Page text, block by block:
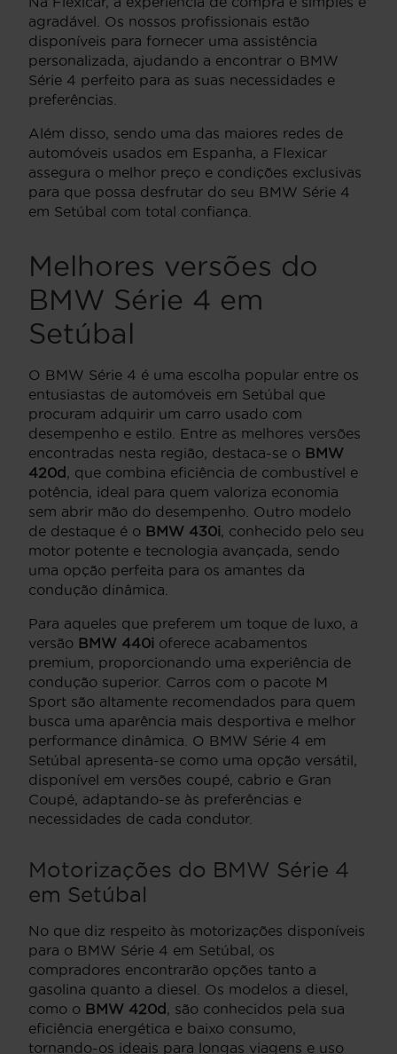
agradável. Os nossos profissionais estão
disponíveis para fornecer uma assistência
personalizada, ajudando a encontrar o BMW
Série 4 perfeito para as suas necessidades e
preferências.
Além disso, sendo uma das maiores redes de
automóveis usados em Espanha, a Flexicar
assegura o melhor preço e condições exclusivas
para que possa desfrutar do seu BMW Série 4
em Setúbal com total confiança.
Melhores versões do
BMW Série 4 em
Setúbal
O BMW Série 4 é uma escolha popular entre os
entusiastas de automóveis em Setúbal que
procuram adquirir um carro usado com
desempenho e estilo. Entre as melhores versões
encontradas nesta região, destaca-se o BMW
420d , que combina eficiência de combustível e
potência, ideal para quem valoriza economia
sem abrir mão do desempenho. Outro modelo
de destaque é o BMW 430i, conhecido pelo seu
motor potente e tecnologia avançada, sendo
uma opção perfeita para os amantes da
condução dinâmica.
Para aqueles que preferem um toque de luxo, a
versão BMW 440i oferece acabamentos
premium, proporcionando uma experiência de
condução superior. Carros com o pacote M
Sport são altamente recomendados para quem
busca uma aparência mais desportiva e melhor
performance dinâmica. O BMW Série 4 em
Setúbal apresenta-se como uma opção versátil,
disponível em versões coupé, cabrio e Gran
Coupé, adaptando-se às preferências e
necessidades de cada condutor.
Motorizações do BMW Série 4
em Setúbal
No que diz respeito às motorizações disponíveis
para o BMW Série 4 em Setúbal, os
compradores encontrarão opções tanto a
gasolina quanto a diesel. Os modelos a diesel,
como o BMW 420d , são conhecidos pela sua
eficiência energética e baixo consumo,
tornando-os ideais para longas viagens e uso